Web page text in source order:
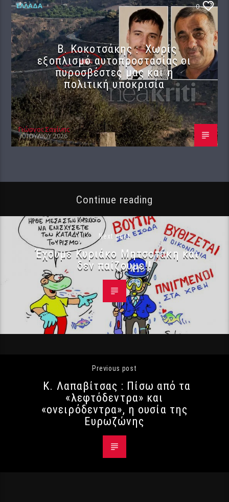
ΕΛΛΆΔΑ 0
Β. Κοκοτσάκης : Χωρίς
εξοπλισμό αυτοπροστασίας οι
πυροσβέστες μας και η
πολιτική υποκρισία
Γιώργος Σαχίνης
30 ΙΟΥΛΊΟΥ 2026
Continue reading
Next post
Έχουμε Κυριάκο Μητσοτάκη και
δεν παίζουμε!!
Previous post
Κ. Λαπαβίτσας : Πίσω από τα
«λεφτόδεντρα» και
«ονειρόδεντρα», η ουσία της
Ευρωζώνης